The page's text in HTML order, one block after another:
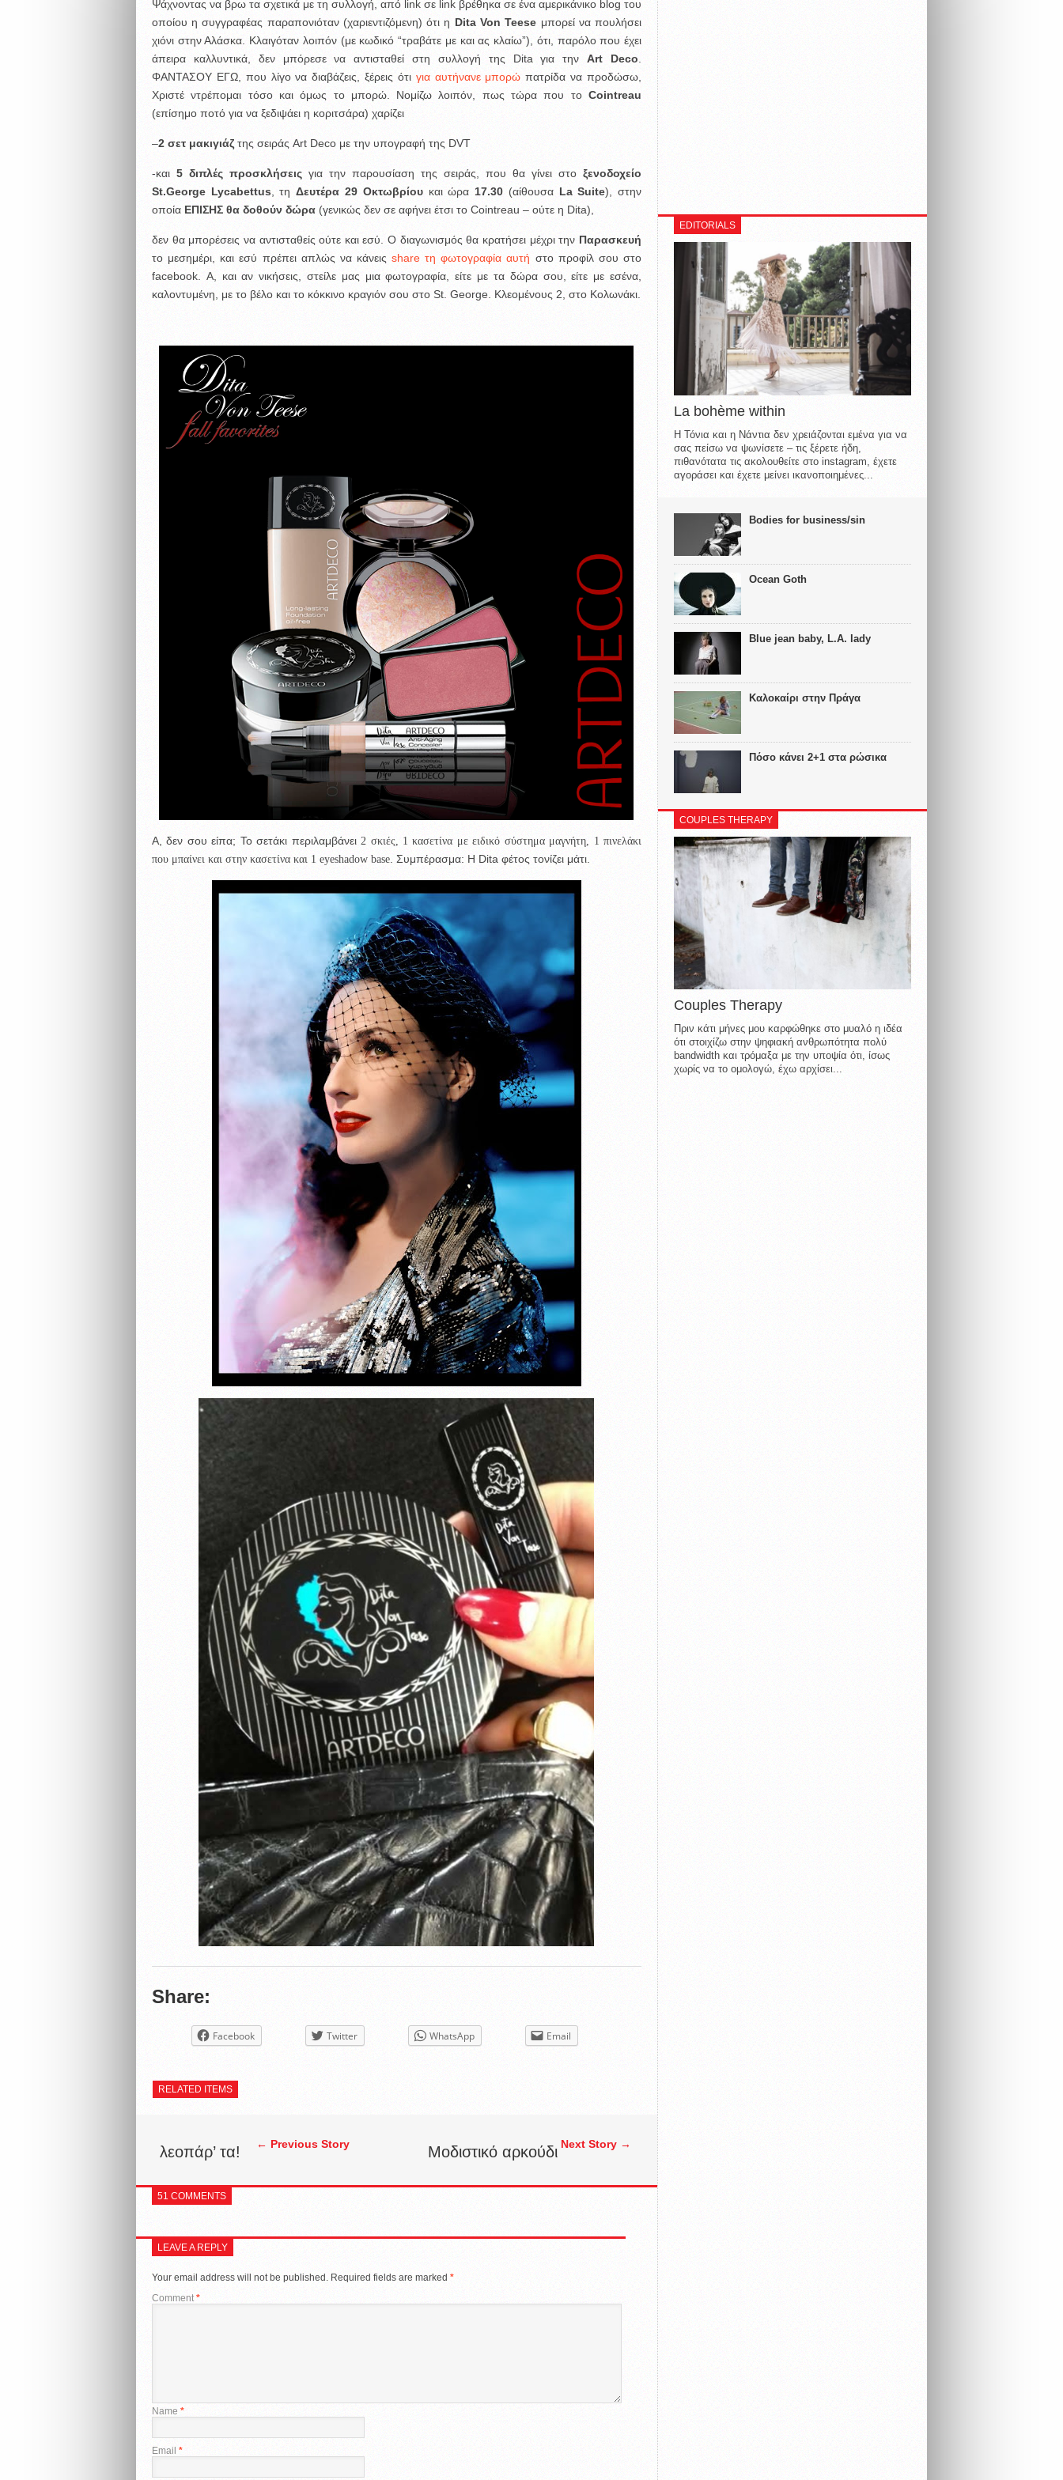
Ψάχνοντας να βρω τα σχετικά με τη συλλογή, από link σε link βρέθηκα σε ένα αμερικάνικο blog του
οποίου η συγγραφέας παραπονιόταν (χαριεντιζόμενη) ότι η Dita Von Teese μπορεί να πουλήσει
χιόνι στην Αλάσκα. Κλαιγόταν λοιπόν (με κωδικό “τραβάτε με και ας κλαίω”), ότι, παρόλο που έχει
άπειρα καλλυντικά, δεν μπόρεσε να αντισταθεί στη συλλογή της Dita για τηνArt Deco
ΦΑΝΤΑΣΟΥ ΕΓΩ, που λίγο να διαβάζεις, ξέρεις ότι για αυτήνανε μπορώ πατρίδα να προδώσω,
Χριστέ ντρέπομαι τόσο και όμως το μπορώ. Νομίζω λοιπόν, πως τώρα που τοCointreau
(επίσημο ποτό για να ξεδιψάει η κοριτσάρα) χαρίζει
–2 σετ μακιγιάζτης σειράς Art Deco με την υπογραφή της DVT
-και 5 διπλές προσκλήσεις για την παρουσίαση της σειράς, που θα γίνει στοξενοδοχείο
St.George Lycabettus, τηΔευτέρα 29 Οκτωβρίουκαι ώρα 17.30 (αίθουσα La Suite), στην
οποία ΕΠΙΣΗΣ θα δοθούν δώρα(γενικώς δεν σε αφήνει έτσι το Cointreau – ούτε η Dita),
δεν θα μπορέσεις να αντισταθείς ούτε και εσύ. Ο διαγωνισμός θα κρατήσει μέχρι την Παρασκευή
το μεσημέρι, και εσύ πρέπει απλώς να κάνειςshare τη φωτογραφία αυτή στο προφίλ σου στο
facebook. Α, και αν νικήσεις, στείλε μας μια φωτογραφία, είτε με τα δώρα σου, είτε με εσένα,
καλοντυμένη, με το βέλο και το κόκκινο κραγιόν σου στο St. George. Κλεομένους 2, στο Κολωνάκι.
Α, δεν σου είπα; Το σετάκι περιλαμβάνει 2 σκιές, 1 κασετίνα με ειδικό σύστημα μαγνήτη, 1 πινελάκι
που μπαίνει και στην κασετίνα και 1 eyeshadow base. Συμπέρασμα: Η Dita φέτος τονίζει μάτι.
Share:
Facebook Twitter WhatsApp Email
RELATED ITEMS
← Previous Story
λεοπάρ’ τα! Next Story →
Μοδιστικό αρκούδι
51 COMMENTS
LEAVE A REPLY
Your email address will not be published. Required fields are marked *
Comment *
Name *
Email *
EDITORIALS
La bohème within
Η Τόνια και η Νάντια δεν χρειάζονται εμένα για να
σας πείσω να ψωνίσετε – τις ξέρετε ήδη,
πιθανότατα τις ακολουθείτε στο instagram, έχετε
αγοράσει και έχετε μείνει ικανοποιημένες...
Bodies for business/sin
Ocean Goth
Blue jean baby, L.A. lady
Καλοκαίρι στην Πράγα
Πόσο κάνει 2+1 στα ρώσικα
COUPLES THERAPY
Couples Therapy
Πριν κάτι μήνες μου καρφώθηκε στο μυαλό η ιδέα
ότι στοιχίζω στην ψηφιακή ανθρωπότητα πολύ
bandwidth και τρόμαξα με την υποψία ότι, ίσως
χωρίς να το ομολογώ, έχω αρχίσει...